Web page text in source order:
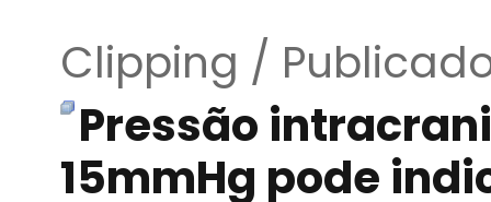
Clipping /
Pressão
15mmHg pode